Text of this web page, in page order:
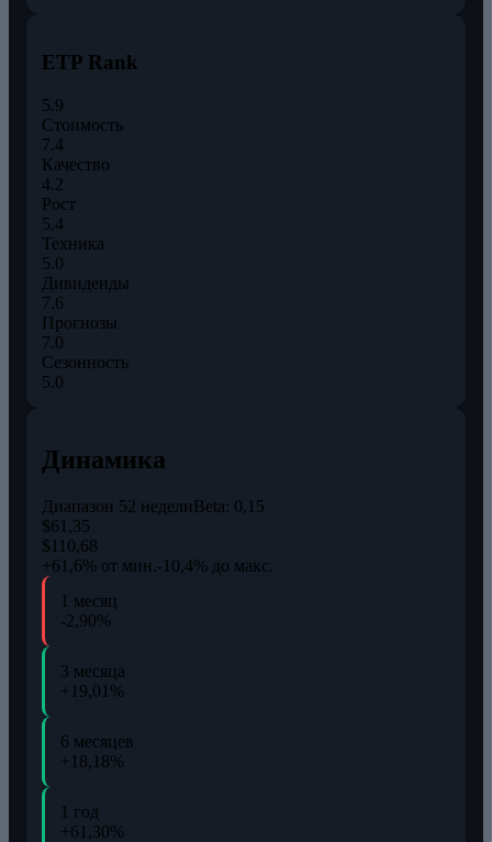
ETP Rank
5.9
Стоимость
7.4
Качество
4.2
Рост
5.4
Техника
5.0
Дивиденды
7.6
Прогнозы
7.0
Сезонность
5.0
Динамика
Диапазон 52 неделиBeta: 0,15
$61,35
$110,68
+61,6% от мин.-10,4% до макс.
1 месяц
-2,90%
3 месяца
+19,01%
6 месяцев
+18,18%
1 год
+61,30%